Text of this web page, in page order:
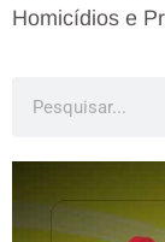
Homicídios e